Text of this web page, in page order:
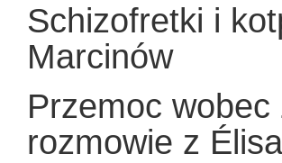
Schizofretki i
Marcinów
Przemoc
rozmowie z